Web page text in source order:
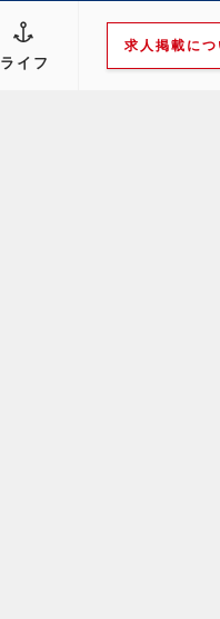
ライフ
求人掲載につ